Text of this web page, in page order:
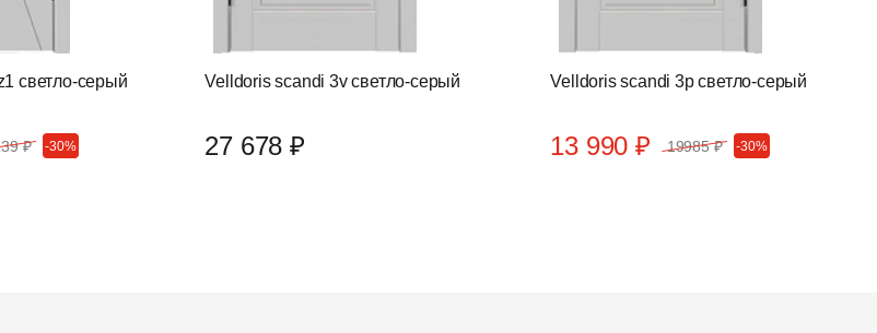
светло-серый
₽ -30%
Velldoris scandi 3v светло-серый
27 678 ₽
Velldoris scandi 3p светло-серый
13 990 ₽ 19985 ₽ -30%